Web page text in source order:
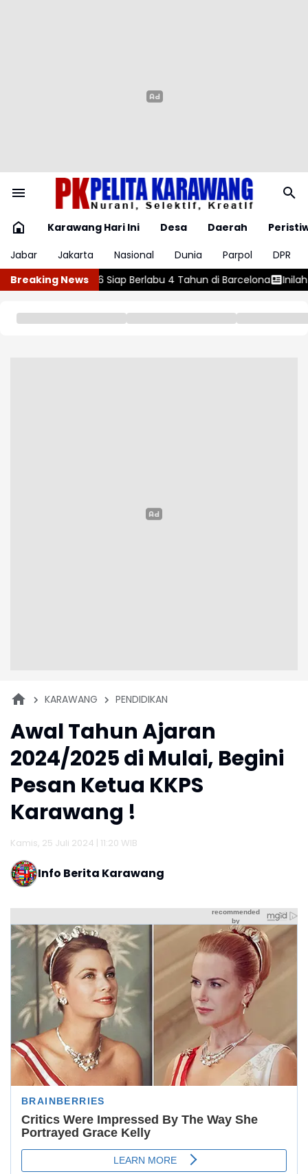
Karawang Hari Ini Desa Daerah
Jabar
Jakarta Nasional Dunia Parpol
DPR
Breaking News
Barcelona Inilah Tanda -Tanda Udara Kamar Tidur Sudah Tak
KARAWANG PENDIDIKAN
Awal Tahun Ajaran
2024/2025 di Mulai, Begini
Pesan Ketua KKPS
Karawang !
Kamis, 25 Juli 2024 | 11:20 WIB
Info Berita Karawang